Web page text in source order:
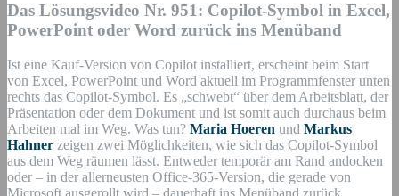
Das Lösungsvideo Nr. 951: Copilot-Symbol in Excel,
PowerPoint oder Word zurück ins Menüband
Ist eine Kauf-Version von Copilot installiert, erscheint beim Start
von Excel, PowerPoint und Word aktuell im Programmfenster unten
rechts das Copilot-Symbol. Es „schwebt“ über dem Arbeitsblatt, der
Präsentation oder dem Dokument und ist somit auch durchaus beim
Arbeiten mal im Weg. Was tun? Maria Hoeren und Markus
Hahner zeigen zwei Möglichkeiten, wie sich das Copilot-Symbol
aus dem Weg räumen lässt. Entweder temporär am Rand andocken
oder – in der allerneusten Office-365-Version, die gerade von